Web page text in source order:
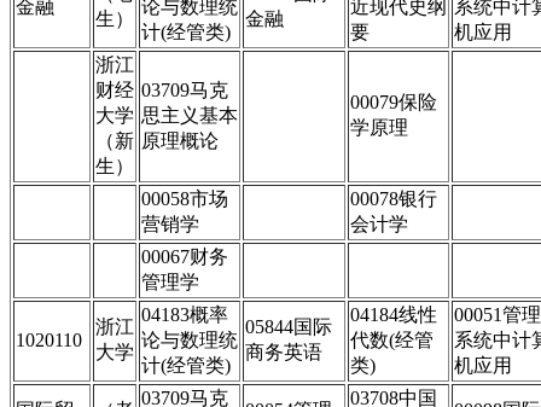
金融
生）
论与数理统
计(经管类)
金融
近现代史纲
要
系统中计
机应用
浙江
财经
大学
（新
生）
03709马克
思主义基本
原理概论
00079保险
学原理
00058市场
营销学
00078银行
会计学
00067财务
管理学
1020110
浙江
大学
04183概率
论与数理统
计(经管类)
05844国际
商务英语
04184线性
代数(经管
类)
00051管理
系统中计
机应用
03709马克
03708中国